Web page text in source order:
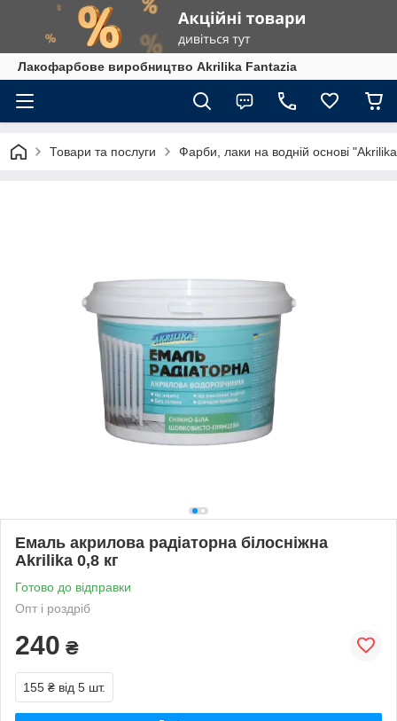
Лакофарбове виробництво Akrilika Fantazia
Товари та послуги Фарби, лаки на водній основі
Емаль акрилова радіаторна білосніжна
Akrilika 0,8 кг
Готово до відправки
Опт і роздріб
240 ₴
155 ₴ від 5 шт.